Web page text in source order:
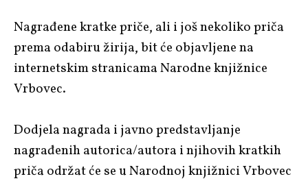
Nagrađene kratke priče, ali i još nekoliko priča
prema odabiru žirija, bit će objavljene na
internetskim stranicama Narodne knjižnice
Vrbovec.
Dodjela nagrada i javno predstavljanje
nagrađenih autorica/autora i njihovih kratkih
priča održat će se u Narodnoj knjižnici Vrbovec